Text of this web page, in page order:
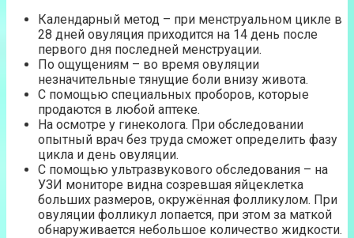
Календарный метод – при менструальном цикле в
28 дней овуляция приходится на 14 день после
первого дня последней менструации.
По ощущениям – во время овуляции
незначительные тянущие боли внизу живота.
С помощью специальных проборов, которые
продаются в любой аптеке.
На осмотре у гинеколога. При обследовании
опытный врач без труда сможет определить фазу
цикла и день овуляции.
С помощью ультразвукового обследования – на
УЗИ мониторе видна созревшая яйцеклетка
больших размеров, окружённая фолликулом. При
овуляции фолликул лопается, при этом за маткой
обнаруживается небольшое количество жидкости.